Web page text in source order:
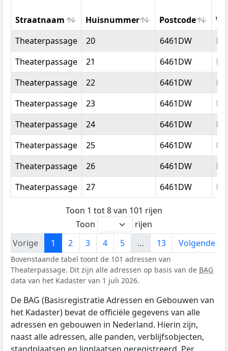
Straatnaam Huisnummer Postcode
Straatnaam
Huisnummer Postcode
Theaterpassage 20 6461DW
Theaterpassage
21 6461DW
Theaterpassage
22 6461DW
Theaterpassage
23 6461DW
Theaterpassage
24 6461DW
Theaterpassage
25 6461DW
Theaterpassage
26 6461DW
Theaterpassage
27 6461DW
Toon 1 tot 8 van 101 rijen
Toon
rijen
Vorige
1 2 3 4 5 … 13 Volgende
Bovenstaande tabel toont de 101 adressen van
Theaterpassage. Dit zijn alle adressen op basis van de BAG
data van het Kadaster van 1 juli 2026.
De BAG (Basisregistratie Adressen en Gebouwen van
het Kadaster) bevat de officiële gegevens van alle
adressen en gebouwen in Nederland. Hierin zijn,
naast alle adressen, alle panden, verblijfsobjecten,